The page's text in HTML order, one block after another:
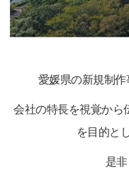
愛媛県の新規制作
会社の特長を視覚から
を目的と
是